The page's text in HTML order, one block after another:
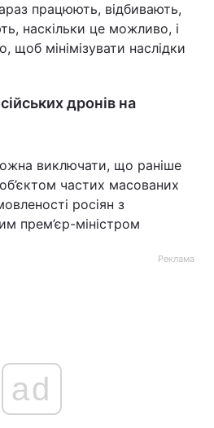
працюють, відбивають,
наскільки це можливо, і
щоб мінімізувати наслідки
дронів на
виключати, що раніше
частих масованих
росіян з
прем’єр-міністром
Реклама
ad